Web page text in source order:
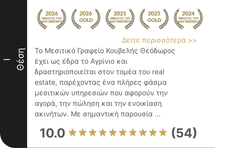
I Θέση
Δείτε περισσότερα >>
Το Μεσιτικό Γραφείο Κουβελής Θεόδωρος
έχει ως έδρα το Αγρίνιο και
δραστηριοποιείται στον τομέα του real
estate, παρέχοντας ένα πλήρες φάσμα
μεσιτικών υπηρεσιών που αφορούν την
αγορά, την πώληση και την ενοικίαση
ακινήτων. Με σημαντική παρουσία ...
10.0 (54)